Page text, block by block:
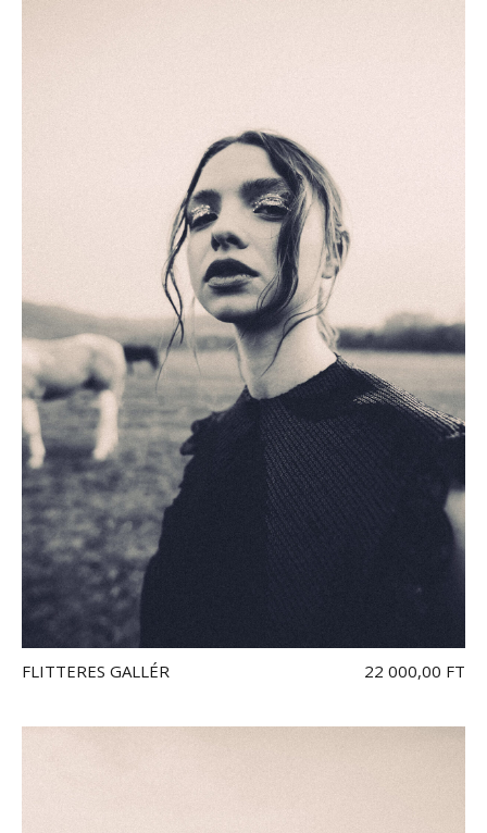
FLITTERES GALLÉR 22 000,00 FT